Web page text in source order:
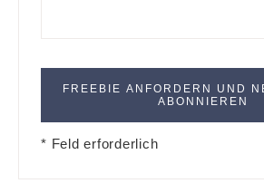
* Feld erforderlich